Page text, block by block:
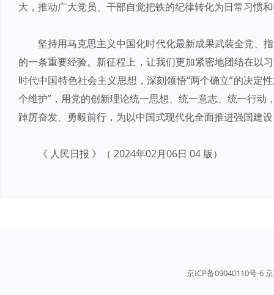
大，推动广大党员、干部自觉把铁的纪律转化为日常习惯
坚持用马克思主义中国化时代化最新成果武装全党、
的一条重要经验。新征程上，让我们更加紧密地团结在以
时代中国特色社会主义思想，深刻领悟“两个确立”的决定
个维护”，用党的创新理论统一思想、统一意志、统一行动
踔厉奋发、勇毅前行，为以中国式现代化全面推进强国建
《 人民日报 》（ 2024年02月06日 04 版）
京ICP备09040110号-6